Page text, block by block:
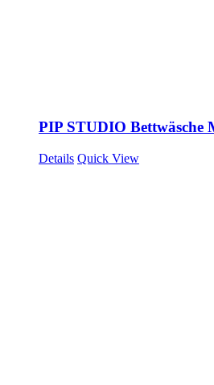
PIP STUDIO Bettwäsche
Details Quick View